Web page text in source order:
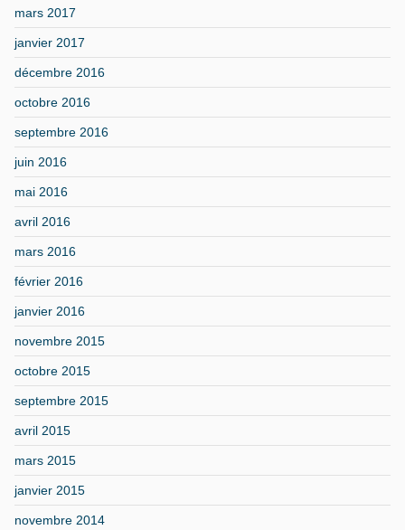
mars 2017
janvier 2017
décembre 2016
octobre 2016
septembre 2016
juin 2016
mai 2016
avril 2016
mars 2016
février 2016
janvier 2016
novembre 2015
octobre 2015
septembre 2015
avril 2015
mars 2015
janvier 2015
novembre 2014